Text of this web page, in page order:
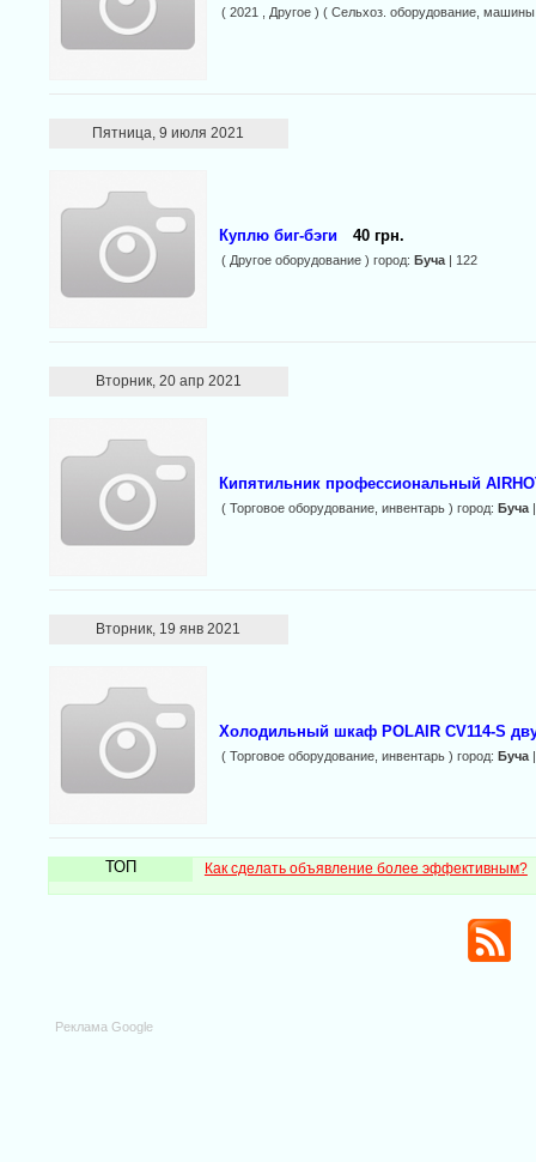
( 2021 , Другое ) ( Сельхоз. оборудование,
Пятница, 9 июля 2021
Куплю биг-бэги 40 грн.
( Другое оборудование ) город: Буча| 122
Вторник, 20 апр 2021
Кипятильник профессиональный
( Торговое оборудование, инвентарь ) город: Буча|
Вторник, 19 янв 2021
Холодильный шкаф POLAIR CV114-S
( Торговое оборудование, инвентарь ) город: Буча|
ТОП Как сделать объявление более эффективным?
Реклама Google